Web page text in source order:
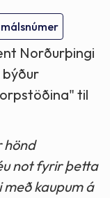
Norðurþingi
til
not fyrir þetta
kaupum á